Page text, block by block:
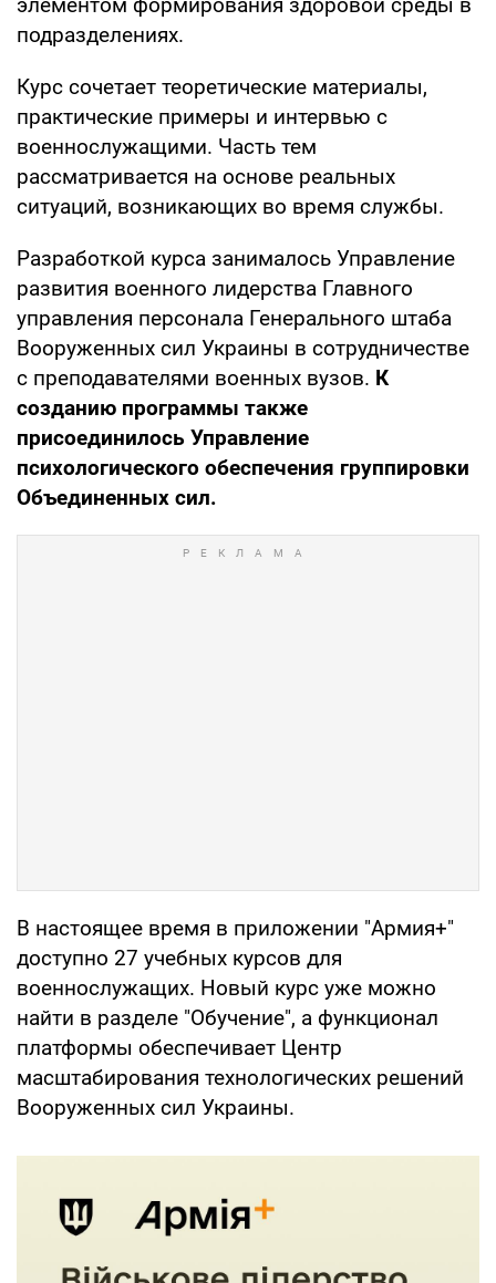
подразделениях.
Курс сочетает теоретические материалы,
практические примеры и интервью с
военнослужащими. Часть тем
рассматривается на основе реальных
ситуаций, возникающих во время службы.
Разработкой курса занималось Управление
развития военного лидерства Главного
управления персонала Генерального штаба
Вооруженных сил Украины в сотрудничестве
с преподавателями военных вузов. К
созданию программы также
присоединилось Управление
психологического обеспечения группировки
Объединенных сил.
В настоящее время в приложении "Армия+"
доступно 27 учебных курсов для
военнослужащих. Новый курс уже можно
найти в разделе "Обучение", а функционал
платформы обеспечивает Центр
масштабирования технологических решений
Вооруженных сил Украины.